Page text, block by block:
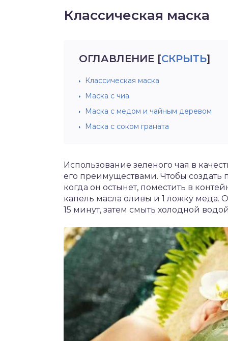
Классическая маска
ОГЛАВЛЕНИЕ [СКРЫТЬ]
Классическая маска
Маска с чиа
Маска с медом и чайным деревом
Маска с соком граната
Использование зеленого чая в
его преимуществами. Чтобы создать
когда он остынет, поместить в
капель масла оливы и 1 ложку меда.
15 минут, затем смыть холодной